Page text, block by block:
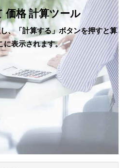
価格 計算ツール
、「計算する」ボタンを押すと算
に表示されます。